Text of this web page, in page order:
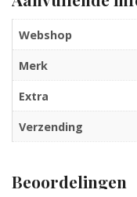
Webshop
Merk
Extra
Verzending
Beoordelingen